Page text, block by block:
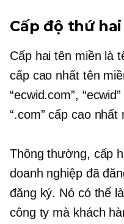
Cấp độ thứ hai
Cấp hai tên miền là
cấp cao nhấttên
“ecwid.com”,
“.com”cấp cao nhất
Thông thường, cấp
doanh nghiệp đã
đăng ký. Nó có thể
công ty mà khách